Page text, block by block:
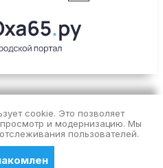
cookie. Это позволяет
и модернизацию. Мы
пользователей.